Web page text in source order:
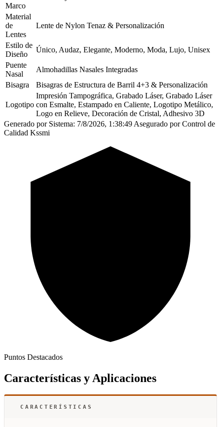
Marco
Material
de
Lentes
Lente de Nylon Tenaz & Personalización
Estilo de
Diseño
Único, Audaz, Elegante, Moderno, Moda, Lujo, Unisex
Puente
Nasal
Almohadillas Nasales Integradas
Bisagra
Bisagras de Estructura de Barril 4+3 & Personalización
Logotipo
Impresión Tampográfica, Grabado Láser, Grabado Láser
con Esmalte, Estampado en Caliente, Logotipo Metálico,
Logo en Relieve, Decoración de Cristal, Adhesivo 3D
Generado por Sistema: 7/8/2026, 1:38:49 Asegurado por Control de
Calidad Kssmi
Puntos Destacados
Características y Aplicaciones
CARACTERÍSTICAS